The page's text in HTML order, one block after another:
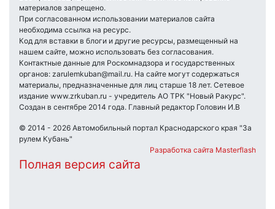
материалов запрещено.
При согласованном использовании материалов сайта
необходима ссылка на ресурс.
Код для вставки в блоги и другие ресурсы, размещенный на
нашем сайте, можно использовать без согласования.
Контактные данные для Роскомнадзора и государственных
органов: zarulemkuban@mail.ru. На сайте могут содержаться
материалы, предназначенные для лиц старше 18 лет. Сетевое
издание www.zrkuban.ru - учредитель АО ТРК "Новый Ракурс".
Создан в сентябре 2014 года. Главный редактор Головин И.В
© 2014 - 2026 Автомобильный портал Краснодарского края "За
рулем Кубань"
Разработка сайта Masterflash
Полная версия сайта